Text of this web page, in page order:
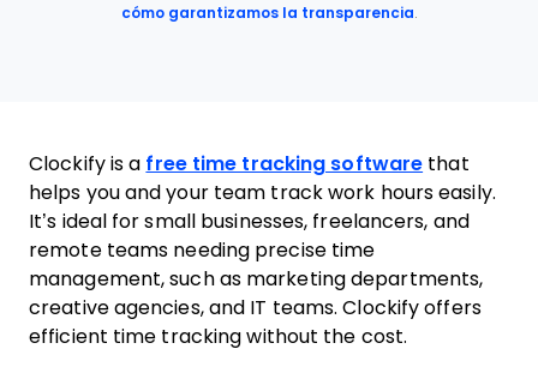
cómo garantizamos la transparencia.
Clockify is a free time tracking software that
helps you and your team track work hours easily.
It’s ideal for small businesses, freelancers, and
remote teams needing precise time
management, such as marketing departments,
creative agencies, and IT teams. Clockify offers
efficient time tracking without the cost.